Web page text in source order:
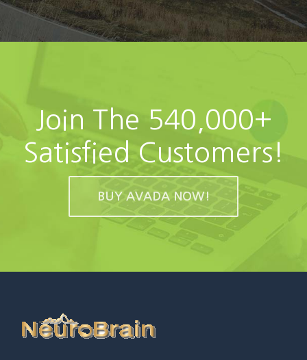
Join The 540,000+
Satisfied Customers!
BUY AVADA NOW!